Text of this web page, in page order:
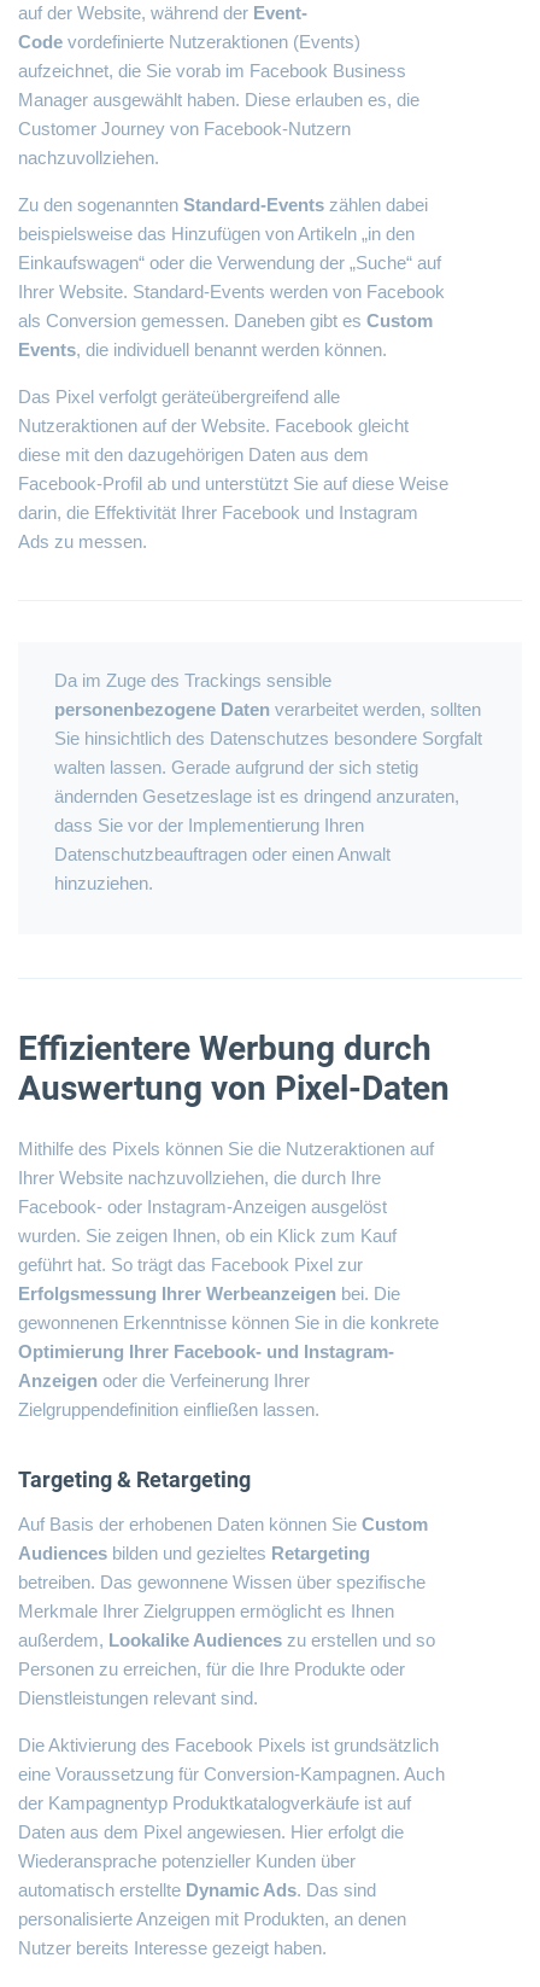
auf der Website, während der Event-
Code vordefinierte Nutzeraktionen (Events)
aufzeichnet, die Sie vorab im Facebook Business
Manager ausgewählt haben. Diese erlauben es, die
Customer Journey von Facebook-Nutzern
nachzuvollziehen.
Zu den sogenannten Standard-Events zählen dabei
beispielsweise das Hinzufügen von Artikeln „in den
Einkaufswagen“ oder die Verwendung der „Suche“ auf
Ihrer Website. Standard-Events werden von Facebook
als Conversion gemessen. Daneben gibt es Custom
Events, die individuell benannt werden können.
Das Pixel verfolgt geräteübergreifend alle
Nutzeraktionen auf der Website. Facebook gleicht
diese mit den dazugehörigen Daten aus dem
Facebook-Profil ab und unterstützt Sie auf diese Weise
darin, die Effektivität Ihrer Facebook und Instagram
Ads zu messen.
Da im Zuge des Trackings sensible
personenbezogene Daten verarbeitet werden, sollten
Sie hinsichtlich des Datenschutzes besondere Sorgfalt
walten lassen. Gerade aufgrund der sich stetig
ändernden Gesetzeslage ist es dringend anzuraten,
dass Sie vor der Implementierung Ihren
Datenschutzbeauftragen oder einen Anwalt
hinzuziehen.
Effizientere Werbung durch
Auswertung von Pixel-Daten
Mithilfe des Pixels können Sie die Nutzeraktionen auf
Ihrer Website nachzuvollziehen, die durch Ihre
Facebook- oder Instagram-Anzeigen ausgelöst
wurden. Sie zeigen Ihnen, ob ein Klick zum Kauf
geführt hat. So trägt das Facebook Pixel zur
Erfolgsmessung Ihrer Werbeanzeigen bei. Die
gewonnenen Erkenntnisse können Sie in die konkrete
Optimierung Ihrer Facebook- und Instagram-
Anzeigen oder die Verfeinerung Ihrer
Zielgruppendefinition einfließen lassen.
Targeting & Retargeting
Auf Basis der erhobenen Daten können Sie Custom
Audiences bilden und gezieltes Retargeting
betreiben. Das gewonnene Wissen über spezifische
Merkmale Ihrer Zielgruppen ermöglicht es Ihnen
außerdem, Lookalike Audiences zu erstellen und so
Personen zu erreichen, für die Ihre Produkte oder
Dienstleistungen relevant sind.
Die Aktivierung des Facebook Pixels ist grundsätzlich
eine Voraussetzung für Conversion-Kampagnen. Auch
der Kampagnentyp Produktkatalogverkäufe ist auf
Daten aus dem Pixel angewiesen. Hier erfolgt die
Wiederansprache potenzieller Kunden über
automatisch erstellte Dynamic Ads. Das sind
personalisierte Anzeigen mit Produkten, an denen
Nutzer bereits Interesse gezeigt haben.